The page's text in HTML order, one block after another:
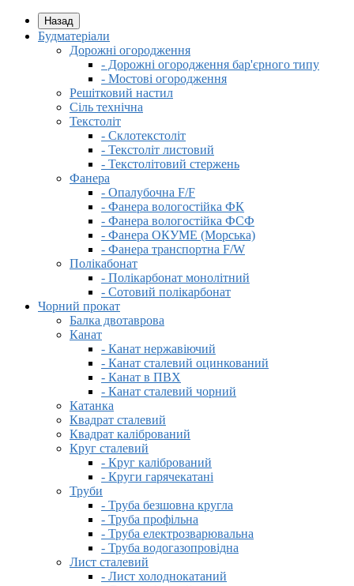
Назад
Будматеріали
Дорожні огородження
- Дорожні огородження бар'єрного типу
- Мостові огородження
Решітковий настил
Сіль технічна
Текстоліт
- Склотекстоліт
- Текстоліт листовий
- Текстолітовий стержень
Фанера
- Опалубочна F/F
- Фанера вологостійка ФК
- Фанера вологостійка ФСФ
- Фанера ОКУМЕ (Морська)
- Фанера транспортна F/W
Полікабонат
- Полікарбонат монолітний
- Сотовий полікарбонат
Чорний прокат
Балка двотаврова
Канат
- Канат нержавіючий
- Канат сталевий оцинкований
- Канат в ПВХ
- Канат сталевий чорний
Катанка
Квадрат сталевий
Квадрат калібрований
Круг сталевий
- Круг калібрований
- Круги гарячекатані
Труби
- Труба безшовна кругла
- Труба профільна
- Труба електрозварювальна
- Труба водогазопровідна
Лист сталевий
- Лист холоднокатаний